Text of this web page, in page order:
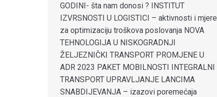
GODINI- šta nam donosi ? INSTITUT
IZVRSNOSTI U LOGISTICI – aktivnosti i mjere
za optimizaciju troškova poslovanja NOVA
TEHNOLOGIJA U NISKOGRADNJI
ŽELJEZNIČKI TRANSPORT PROMJENE U
ADR 2023 PAKET MOBILNOSTI INTEGRALNI
TRANSPORT UPRAVLJANJE LANCIMA
SNABDIJEVANJA – izazovi poremećaja